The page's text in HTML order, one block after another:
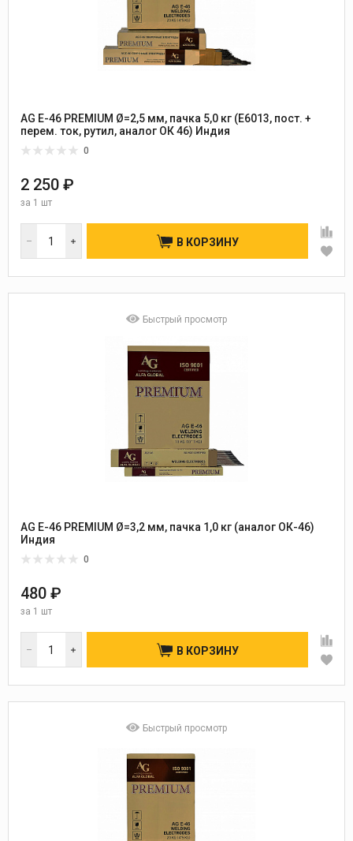
AG E-46 PREMIUM Ø=2,5 мм, пачка 5,0 кг (E6013, пост. +
перем. ток, рутил, аналог ОК 46) Индия
0
2 250 ₽
за 1 шт
В КОРЗИНУ
Быстрый просмотр
AG E-46 PREMIUM Ø=3,2 мм, пачка 1,0 кг (аналог ОК-46)
Индия
0
480 ₽
за 1 шт
В КОРЗИНУ
Быстрый просмотр